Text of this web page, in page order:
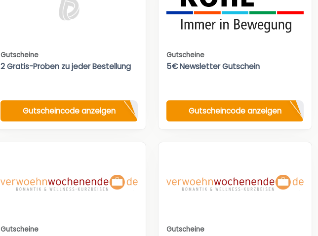
Gutscheine
2 Gratis-Proben zu jeder Bestellung
Gutscheincode anzeigen
Gutscheine
5€ Newsletter Gutschein
Gutscheincode anzeigen
Gutscheine Gutscheine